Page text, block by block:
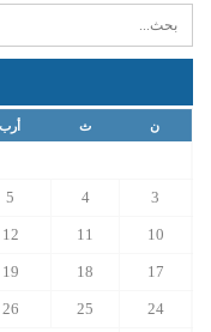
ن ث أرب
3
4
5
10
11
12
17
18
19
24
25
26